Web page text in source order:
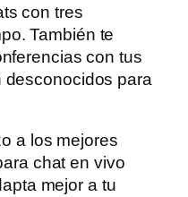
con tres
También te
con tus
desconocidos para
a los mejores
chat en vivo
mejor a tu